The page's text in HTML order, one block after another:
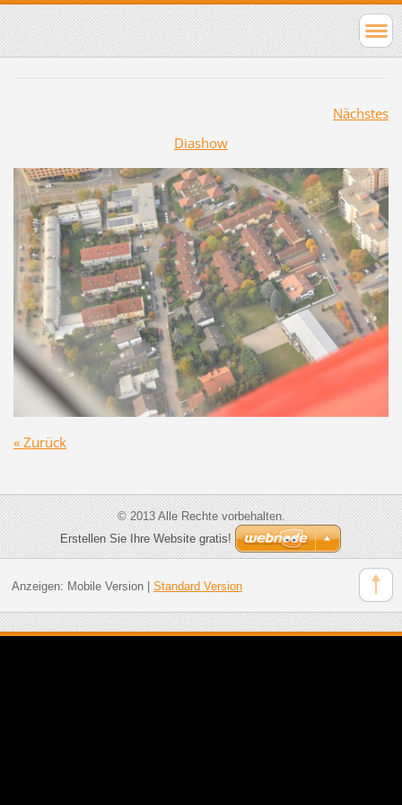
Nächstes
Diashow
« Zurück
© 2013 Alle Rechte vorbehalten.
Erstellen Sie Ihre Website gratis!
Anzeigen: Mobile Version| Standard Version